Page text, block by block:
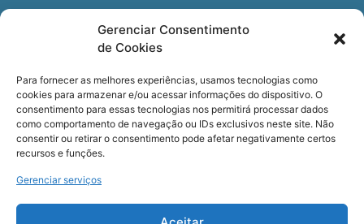
Gerenciar Consentimento
de Cookies
Para fornecer as melhores experiências, usamos tecnologias como
cookies para armazenar e/ou acessar informações do dispositivo. O
consentimento para essas tecnologias nos permitirá processar dados
como comportamento de navegação ou IDs exclusivos neste site. Não
consentir ou retirar o consentimento pode afetar negativamente certos
recursos e funções.
Gerenciar serviços
Newsletter
especializadas, cursos e eventos?
Registre seu email.
Termos de usoe aPolítica de privacidade